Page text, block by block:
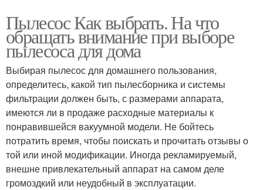
Пылесос Как выбрать. На что
обращать внимание при выборе
пылесоса для дома
Выбирая пылесос для домашнего пользования,
определитесь, какой тип пылесборника и системы
фильтрации должен быть, с размерами аппарата,
имеются ли в продаже расходные материалы к
понравившейся вакуумной модели. Не бойтесь
потратить время, чтобы поискать и прочитать отзывы о
той или иной модификации. Иногда рекламируемый,
внешне привлекательный аппарат на самом деле
громоздкий или неудобный в эксплуатации.